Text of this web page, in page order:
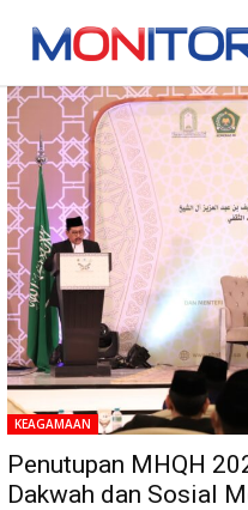
Tag: MHQH 2022
KEAGAMAAN
Penutupan MHQH
Dakwah dan Sosial